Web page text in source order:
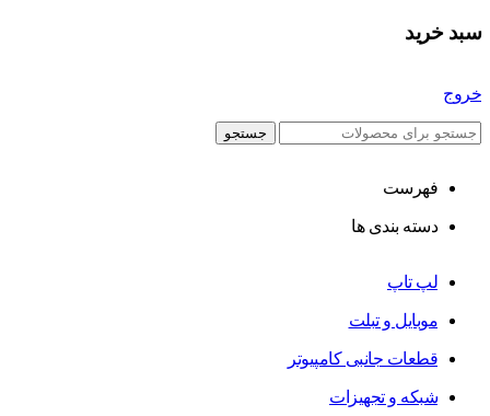
سبد خرید
خروج
جستجو
فهرست
دسته بندی ها
لپ تاپ
موبایل و تبلت
قطعات جانبی کامپیوتر
شبکه و تجهیزات